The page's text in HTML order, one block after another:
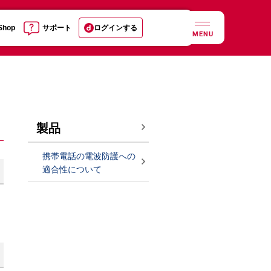
サポート ログインする
MENU
製品
携帯電話の電波防護への
適合性について